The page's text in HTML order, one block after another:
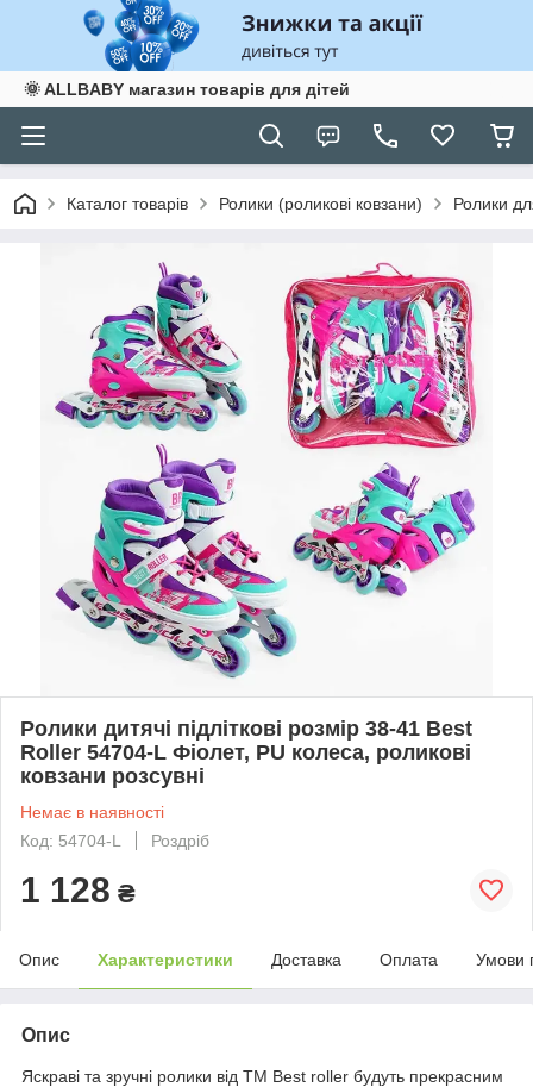
🌞 ALLBABY магазин товарів для дітей
Каталог товарів Ролики (роликові ковзани) Ролики
Ролики дитячі підліткові розмір 38-41 Best
Roller 54704-L Фіолет, PU колеса, роликові
ковзани розсувні
Немає в наявності
Код: 54704-L
Роздріб
1 128 ₴
Опис Характеристики Доставка Оплата Умови
Опис
Яскраві та зручні ролики від ТМ Best roller будуть прекрасним